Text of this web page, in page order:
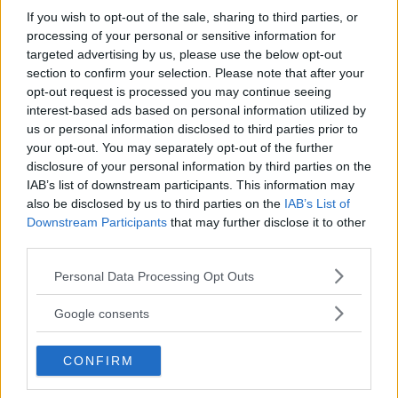
If you wish to opt-out of the sale, sharing to third parties, or
processing of your personal or sensitive information for
targeted advertising by us, please use the below opt-out
section to confirm your selection. Please note that after your
opt-out request is processed you may continue seeing
interest-based ads based on personal information utilized by
us or personal information disclosed to third parties prior to
your opt-out. You may separately opt-out of the further
disclosure of your personal information by third parties on the
IAB’s list of downstream participants. This information may
also be disclosed by us to third parties on the IAB’s List of
Downstream Participants that may further disclose it to other
Please note that this website/app uses one or more Google
not limited to your visit or usage behaviour. You may click to
use your data for below specified purposes in below Google
consent section.
Personal Data Processing Opt Outs
Google consents
CONFIRM
Una bimba che vuole essere un pompiere
o Thor o Superman va bene, ma se mio
figlio vuole essere Elsa, allora dev’essere
vittima dei bulli…
Paul ne ha parlato naturalmente anche con la
moglie,Ashley Ramage, che ha incoraggiato
il bimbo a proseguire nel suo intento di
diventare Elsa, soprattutto quando Caiden
aveva pensato di cambiare costume a causa delle